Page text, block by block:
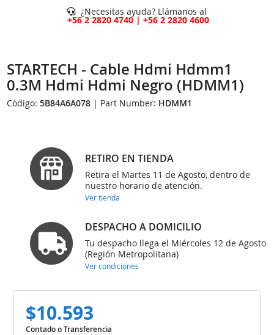
¿Necesitas ayuda? Llámanos al
+56 2 2820 4740 | +56 2 2820 4600
STARTECH - Cable Hdmi Hdmm1
0.3M Hdmi Hdmi Negro (HDMM1)
Código:5B84A6A078 | Part Number: HDMM1
RETIRO EN TIENDA
Retira el Martes 11 de Agosto, dentro de
nuestro horario de atención.
Ver tienda
DESPACHO A DOMICILIO
Tu despacho llega el Miércoles 12 de Agosto
(Región Metropolitana)
Ver condiciones
$10.593
Contado o Transferencia